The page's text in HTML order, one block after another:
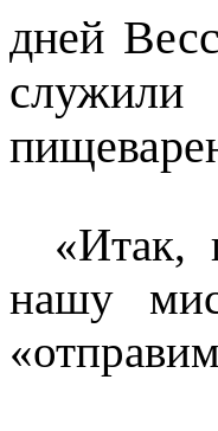
дней
служили
«Итак,
нашу